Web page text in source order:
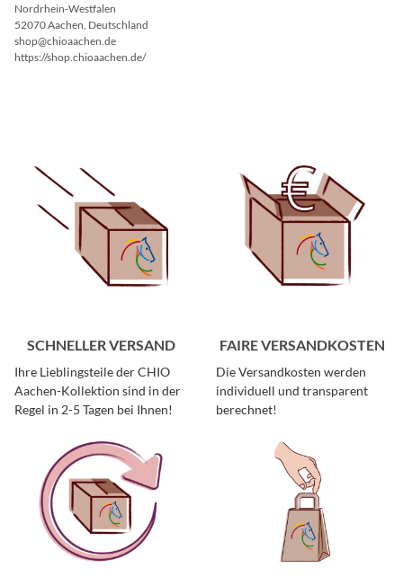
Nordrhein-Westfalen
52070 Aachen, Deutschland
shop@chioaachen.de
https://shop.chioaachen.de/
SCHNELLER VERSAND
Ihre Lieblingsteile der CHIO
Aachen-Kollektion sind in der
Regel in 2-5 Tagen bei Ihnen!
FAIRE VERSANDKOSTEN
Die Versandkosten werden
individuell und transparent
berechnet!